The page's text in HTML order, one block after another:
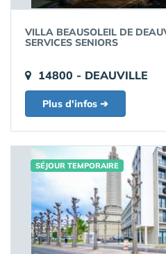
VILLA BEAUSOLEIL DE
SERVICES SENIORS
14800 - DEAUVILLE
Plus d'infos ➔
SÉJOUR TEMPORAIRE